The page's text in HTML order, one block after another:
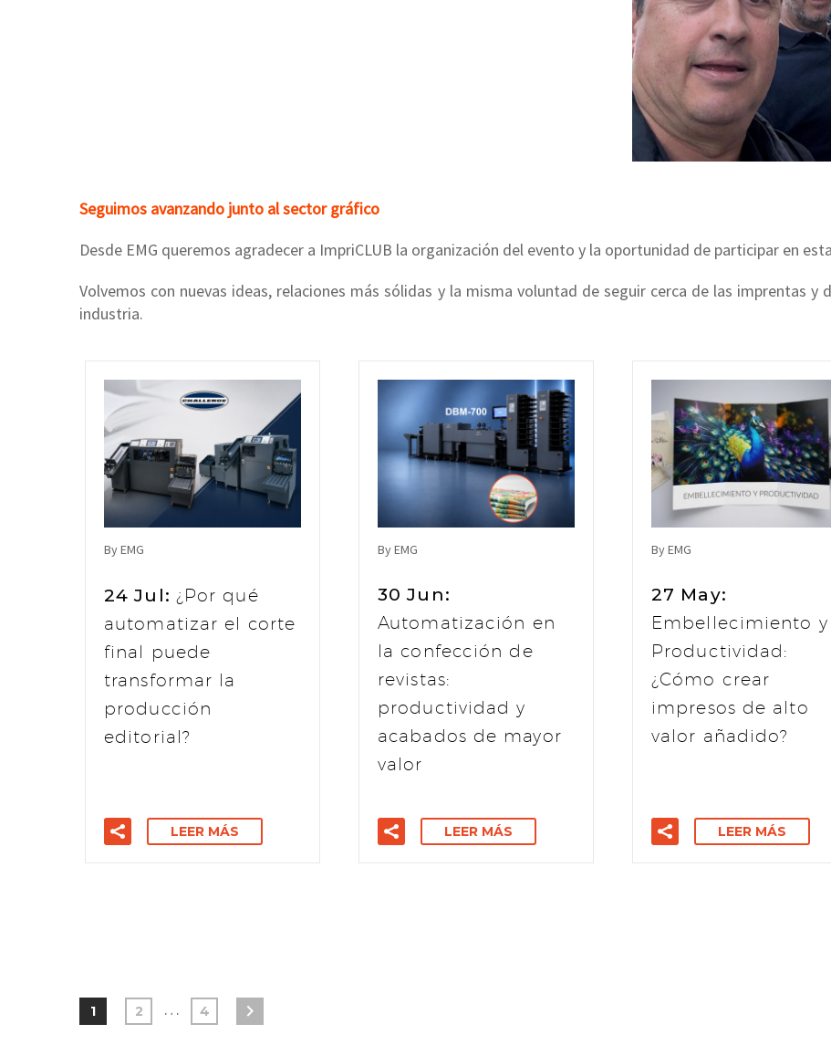
Seguimos avanzando junto al sector gráfico
Desde EMG queremos agradecer a ImpriCLUB la organización del evento y la oportunidad de participar en
Volvemos con nuevas ideas, relaciones más sólidas y la misma voluntad de seguir cerca de las imprentas
industria.
By EMG
24 Jul: ¿Por qué
automatizar el corte
final puede
transformar la
producción
editorial?
LEER MÁS
By EMG
30 Jun:
Automatización en
la confección de
revistas:
productividad y
acabados de mayor
valor
LEER MÁS
By EMG
27 May:
Embellecimiento y
Productividad:
¿Cómo crear
impresos de alto
valor añadido?
LEER MÁS
1 2 … 4